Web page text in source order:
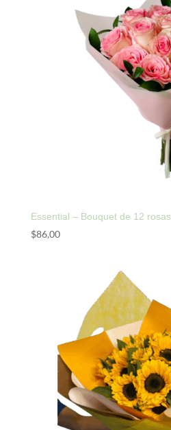
Essential – Bouquet de 12
$86,00